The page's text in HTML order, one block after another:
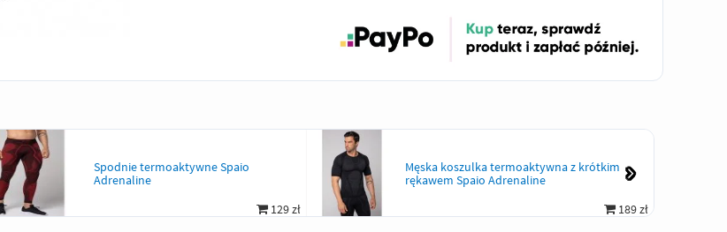
129 zł
Spodnie termoaktywne Spaio
Adrenaline
189 zł
Męska koszulka termoaktywna z krótkim
rękawem Spaio Adrenaline